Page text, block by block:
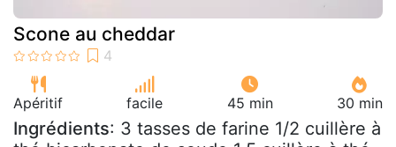
Scone au cheddar
Apéritif facile 45 min 30 min
Ingrédients: 3 tasses de farine 1/2 cuillère à